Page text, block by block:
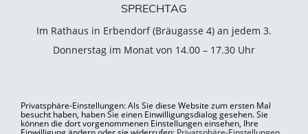
SPRECHTAG
Im Rathaus in Erbendorf (Bräugasse 4) an jedem 3.
Donnerstag im Monat von 14.00 – 17.30 Uhr
Privatsphäre-Einstellungen: Als Sie diese Website zum ersten Mal
besucht haben, haben Sie einen Einwilligungsdialog gesehen. Sie
können die dort vorgenommenen Einstellungen einsehen, Ihre